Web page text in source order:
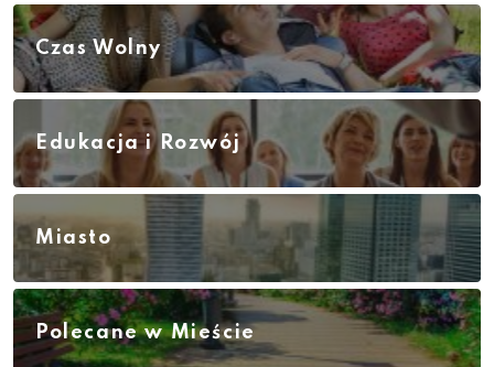
Czas Wolny
Edukacja i Rozwój
Miasto
Polecane w Mieście